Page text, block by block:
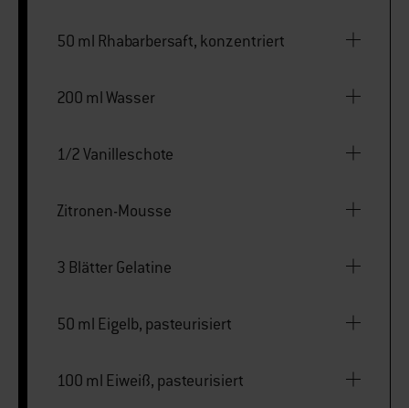
50 ml Rhabarbersaft, konzentriert
200 ml Wasser
1/2 Vanilleschote
Zitronen-Mousse
3 Blätter Gelatine
50 ml Eigelb, pasteurisiert
100 ml Eiweiß, pasteurisiert